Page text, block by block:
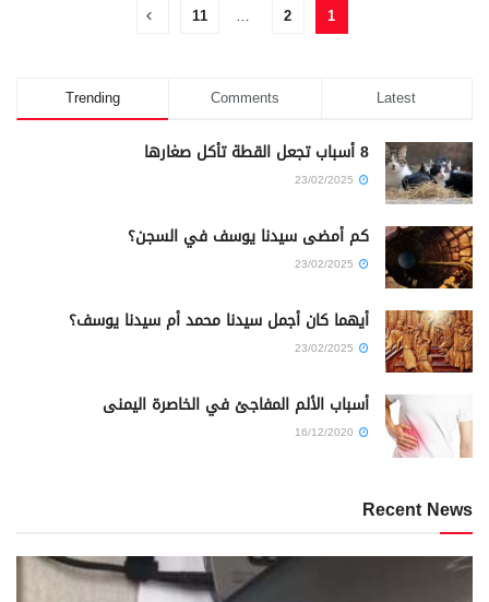
1
2
…
11
Trending Comments Latest
8 أسباب تجعل القطة تأكل صغارها
كم أمضى سيدنا يوسف في السجن؟
أيهما كان أجمل سيدنا محمد أم سيدنا يوسف؟
أسباب الألم المفاجئ في الخاصرة اليمنى
Recent News